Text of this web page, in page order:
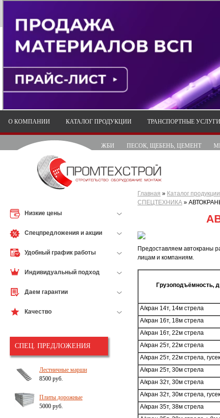
О КОМПАНИИ КАТАЛОГ ПРОДУКЦИИ ТРАНСПОРТНЫЕ УСЛУГИ
ЖБИ ПЕСОК, ЩЕБЕНЬ, ЦЕМЕНТ
Главная » Каталог продукции
СПЕЦТЕХНИКА »
Предоставляем автокраны
лицам и компаниям.
Грузоподъёмность,
А/кран 14т, 14м стрела
А/кран 16т, 18м стрела
А/кран 16т, 22м стрела
А/кран 25т, 22м стрела
А/кран 25т, 22м стрела,
А/кран 25т, 30м стрела
А/кран 32т, 30м стрела
А/кран 32т, 30м стрела,
А/кран 35т, 38м стрела
Низкие цены
Спецпредложения и акции
Удобный график работы
Индивидуальный подход
Даем гарантии
Качество
CПЕЦ. ПРЕДЛОЖЕНИЯ
Лестничные марши
8500 руб.
Плиты дорожные
5000 руб.